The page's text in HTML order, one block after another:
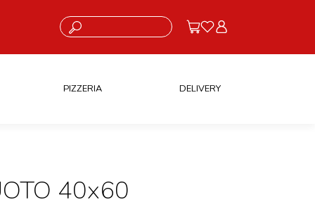
Cosa stai cercando?
PIZZERIA DELIVERY
40x60